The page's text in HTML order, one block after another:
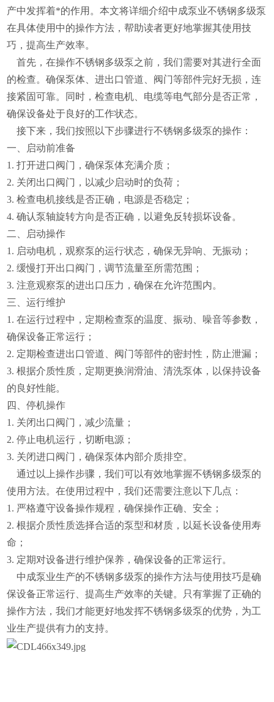
产中发挥着*的作用。本文将详细介绍中成泵业不锈钢多级泵
在具体使用中的操作方法，帮助读者更好地掌握其使用技
巧，提高生产效率。
首先，在操作不锈钢多级泵之前，我们需要对其进行全面
的检查。确保泵体、进出口管道、阀门等部件完好无损，连
接紧固可靠。同时，检查电机、电缆等电气部分是否正常，
确保设备处于良好的工作状态。
接下来，我们按照以下步骤进行不锈钢多级泵的操作：
一、启动前准备
1. 打开进口阀门，确保泵体充满介质；
2. 关闭出口阀门，以减少启动时的负荷；
3. 检查电机接线是否正确，电源是否稳定；
4. 确认泵轴旋转方向是否正确，以避免反转损坏设备。
二、启动操作
1. 启动电机，观察泵的运行状态，确保无异响、无振动；
2. 缓慢打开出口阀门，调节流量至所需范围；
3. 注意观察泵的进出口压力，确保在允许范围内。
三、运行维护
1. 在运行过程中，定期检查泵的温度、振动、噪音等参数，
确保设备正常运行；
2. 定期检查进出口管道、阀门等部件的密封性，防止泄漏；
3. 根据介质性质，定期更换润滑油、清洗泵体，以保持设备
的良好性能。
四、停机操作
1. 关闭出口阀门，减少流量；
2. 停止电机运行，切断电源；
3. 关闭进口阀门，确保泵体内部介质排空。
通过以上操作步骤，我们可以有效地掌握不锈钢多级泵的
使用方法。在使用过程中，我们还需要注意以下几点：
1. 严格遵守设备操作规程，确保操作正确、安全；
2. 根据介质性质选择合适的泵型和材质，以延长设备使用寿
命；
3. 定期对设备进行维护保养，确保设备的正常运行。
中成泵业生产的不锈钢多级泵的操作方法与使用技巧是确
保设备正常运行、提高生产效率的关键。只有掌握了正确的
操作方法，我们才能更好地发挥不锈钢多级泵的优势，为工
业生产提供有力的支持。